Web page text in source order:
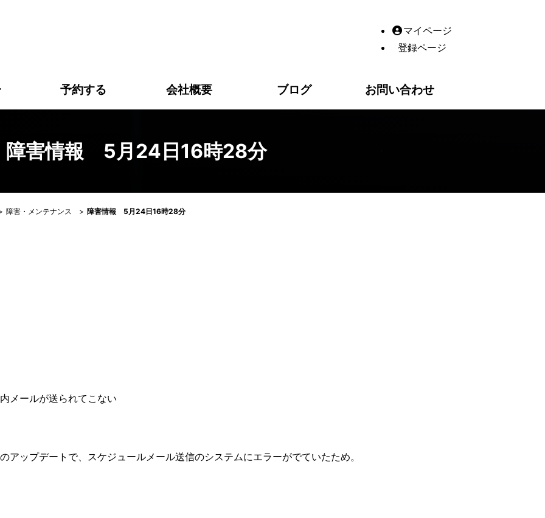
マイページ
登録ページ
情報 5月24日16時28分｜株式会社アリスプラン｜高松市の予約システム一体型ホームページ制作｜香川県高松市十川東
予約する 会社概要 ブログ お問い合わせ
障害情報 5月24日16時28分
障害・メンテナンス > 障害情報 5月24日16時28分
メールが送られてこない
アップデートで、スケジュールメール送信のシステムにエラーがでていたため。